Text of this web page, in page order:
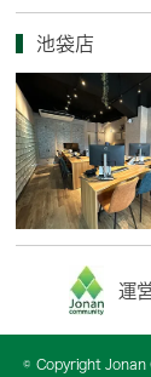
池袋店
運
© Copyright Jonan